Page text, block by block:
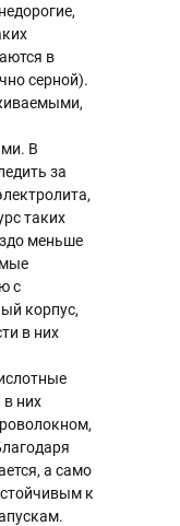
в
серной).
В
за
таких
меньше
с
корпус,
в них
них
а само
к